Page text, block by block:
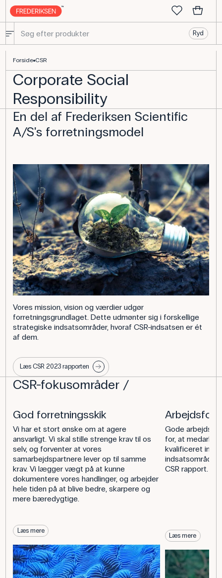
Ryd
Forside CSR
Corporate Social
Responsibility
En del af Frederiksen Scientific
A/S's forretningsmodel
Vores mission, vision og værdier udgør
forretningsgrundlaget. Dette udmønter sig i forskellige
strategiske indsatsområder, hvoraf CSR-indsatsen er ét
af dem.
Læs CSR 2023 rapporten
CSR-fokusområder
God forretningsskik
Vi har et stort ønske om at agere
ansvarligt. Vi skal stille strenge krav til os
selv, og forventer at vores
samarbejdspartnere lever op til samme
krav. Vi lægger vægt på at kunne
dokumentere vores handlinger, og arbejder
hele tiden på at blive bedre, skarpere og
mere bæredygtige.
Læs mere
Gode
for, at
kvalificeret
indsatsområder
CSR rapport.
Læs mere